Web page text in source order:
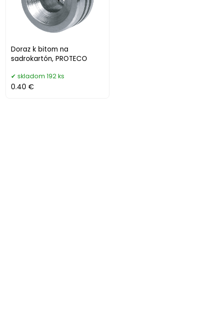
Doraz k bitom na
sadrokartón, PROTECO
skladom 192 ks
0.40 €